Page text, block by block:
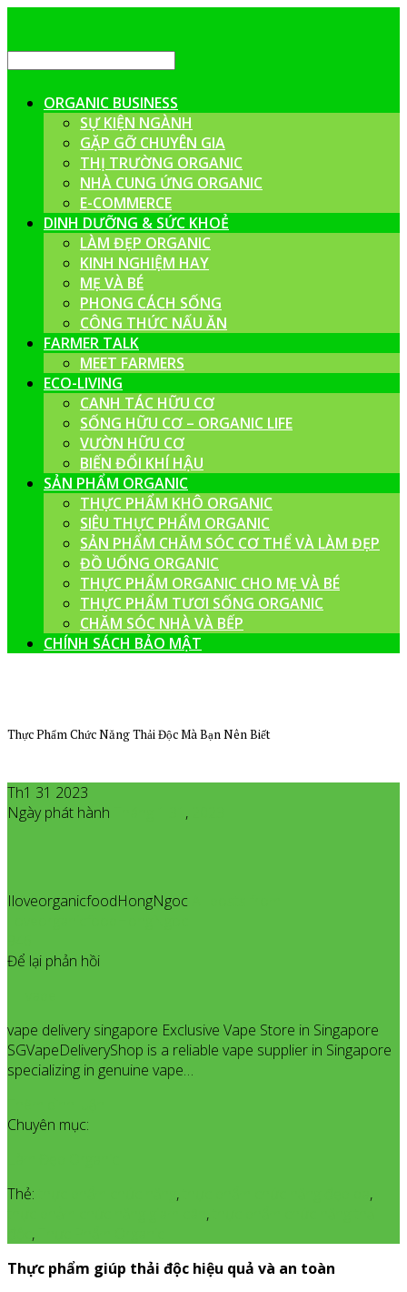
ORGANIC BUSINESS
SỰ KIỆN NGÀNH
GẶP GỠ CHUYÊN GIA
THỊ TRƯỜNG ORGANIC
NHÀ CUNG ỨNG ORGANIC
E-COMMERCE
DINH DƯỠNG & SỨC KHOẺ
LÀM ĐẸP ORGANIC
KINH NGHIỆM HAY
MẸ VÀ BÉ
PHONG CÁCH SỐNG
CÔNG THỨC NẤU ĂN
FARMER TALK
MEET FARMERS
ECO-LIVING
CANH TÁC HỮU CƠ
SỐNG HỮU CƠ – ORGANIC LIFE
VƯỜN HỮU CƠ
BIẾN ĐỔI KHÍ HẬU
SẢN PHẨM ORGANIC
THỰC PHẨM KHÔ ORGANIC
SIÊU THỰC PHẨM ORGANIC
SẢN PHẨM CHĂM SÓC CƠ THỂ VÀ LÀM ĐẸP
ĐỒ UỐNG ORGANIC
THỰC PHẨM ORGANIC CHO MẸ VÀ BÉ
THỰC PHẨM TƯƠI SỐNG ORGANIC
CHĂM SÓC NHÀ VÀ BẾP
CHÍNH SÁCH BẢO MẬT
Thực Phẩm Chức Năng Thải Độc Mà Bạn Nên Biết
Th1 31 2023
Ngày phát hành
,
IloveorganicfoodHongNgoc
Để lại phản hồi
vape delivery singapore Exclusive Vape Store in Singapore
SGVapeDeliveryShop is a reliable vape supplier in Singapore
specializing in genuine vape…
Chuyên mục:
Thẻ:
,
,
,
,
Thực phẩm giúp thải độc hiệu quả và an toàn